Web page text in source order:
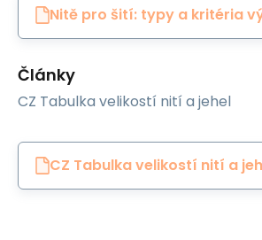
Nitě pro šití: typy a kritéria
Články
CZ Tabulka velikostí nití a jehel
CZ Tabulka velikostí nití a